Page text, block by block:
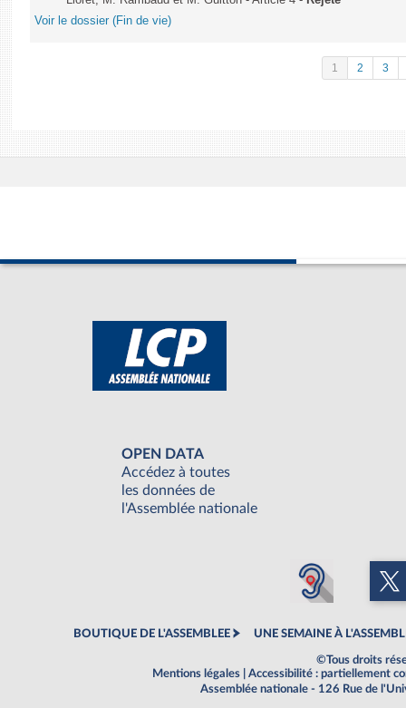
Voir le dossier (Fin de vie)
1 2 3
OPEN DATA
Accédez à toutes
les données de
l'Assemblée nationale
BOUTIQUE DE L'ASSEMBLEE UNE SEMAINE À
©Tous droits
Mentions légales
Accessibilité : partiellement
Assemblée nationale - 126 Rue de